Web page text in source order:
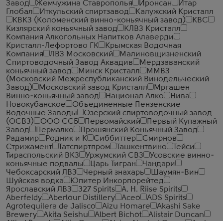
Завод
Жемчужина Ставрополья Иронсан
Итар
Глобал
Иткульский спиртзавод
Калужский Кристалл
КВКЗ (Коломенский винно-коньячный завод)
КВС
Кизлярский коньячный завод
КЛВЗ Кристалл
Компания Алкогольных Напитков Алаверди
Кристалл-Лефортово ГК
Крымская Водочная
Компания
ЛВЗ Московский
Малиновщизненский
Спиртоводочный Завод Аквадив
Мердзаванский
коньячный завод
Минск Кристалл
ММВЗ
(Московский Межреспубликанский Винодельческий
Завод)
Московский завод Кристалл
Мргашен
Винно-коньячный завод
Национал Алко
Нива
Новокубанское
Объединенные Пензенские
Водочные Заводы
Озерский спиртоводочный завод
(ОСВЗ)
ООО ССБ Первомайский
Первый Купажный
Завод
Пермалко
Прошянский Коньячный Завод
Радамир
Родник и К Сиббиттер
Смирнов
Стрижамент
Татспиртпром Ташкентвино
Тейси
Тираспольский ВКЗ
Уржумский СВЗ
Усовские винно-
коньячные подвалы
Царь Тигран
Чандари
Чебоксарский ЛВЗ
Черный знахарь
Шаумян-Вин
Шуйская водка
Юпитер Инкорпорейтед
Ярославский ЛВЗ
327 Spirits
A. H. Riise Spirits
Aberfeldy
Aberlour Distillery Aceo
ADS Spirits
Agrotequilera de Jalisco
Aizu Homare
Akashi Sake
Brewery
Akita Seishu Albert Bichot
Alistair Duncan